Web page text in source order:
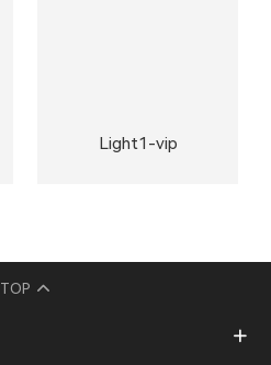
Light1-vip
TOP